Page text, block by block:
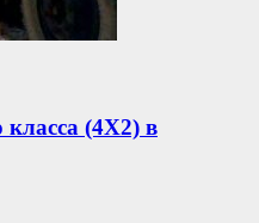
(4Х2) в